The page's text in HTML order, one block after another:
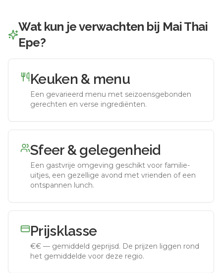
Wat kun je verwachten bij Mai Thai
Epe?
Keuken & menu
Een gevarieerd menu met seizoensgebonden
gerechten en verse ingrediënten.
Sfeer & gelegenheid
Een gastvrije omgeving geschikt voor familie-
uitjes, een gezellige avond met vrienden of een
ontspannen lunch.
Prijsklasse
€€ — gemiddeld geprijsd. De prijzen liggen rond
het gemiddelde voor deze regio.